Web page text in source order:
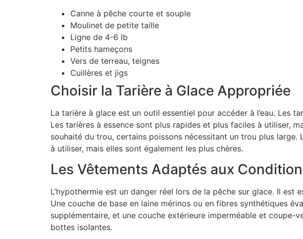
Canne à pêche courte et souple
Moulinet de petite taille
Ligne de 4-6 lb
Petits hameçons
Vers de terreau, teignes
Cuillères et jigs
Choisir la Tarière à Glace Appropriée
La tarière à glace est un outil essentiel pour accéder à l’eau. Les
Les tarières à essence sont plus rapides et plus faciles à utiliser,
souhaité du trou, certains poissons nécessitant un trou plus
à utiliser, mais elles sont également les plus chères.
Les Vêtements Adaptés aux
L’hypothermie est un danger réel lors de la pêche sur glace. Il
Une couche de base en laine mérinos ou en fibres synthétiques
supplémentaire, et une couche extérieure imperméable et
bottes isolantes.